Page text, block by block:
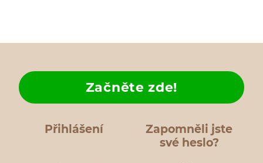
Přihlášení
Zapomněli jste
své heslo?
Začněte zde!